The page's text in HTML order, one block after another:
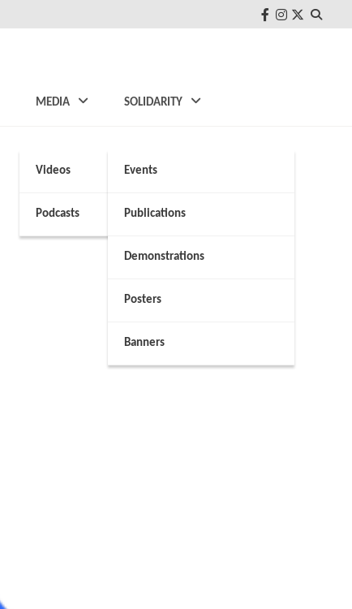
FB Instagram
Twitter
MEDIA
Videos
Podcasts
SOLIDARITY
Events
Publications
Demonstrations
Posters
Banners